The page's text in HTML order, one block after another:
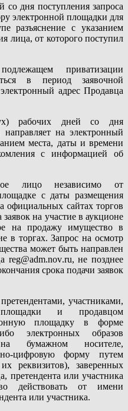
со дня поступления запроса
электронной площадки для
разъяснение с указанием
лица, от которого поступил
приватизации
в период заявочной
адрес Продавца
рабочих дней со дня
на электронный
места, даты и времени
с информацией об
лицо независимо от
с даты размещения
сайтах торгов
на участие в аукционе
на продажу имущество в
в торгах. Запрос на осмотр
может быть направлен
reg@adm.nov.ru, не позднее
срока подачи заявок
участниками,
площадки и продавцом
площадку в форме
электронных образов
бумажном носителе,
цифровую форму путем
реквизитов), заверенных
претендента или участника
действовать от имени
или участника.